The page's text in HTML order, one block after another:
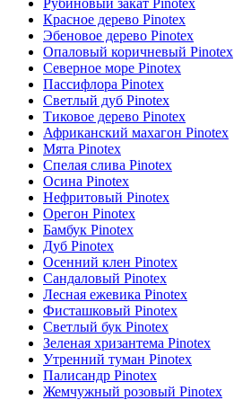
Красное дерево Pinotex
Эбеновое дерево Pinotex
Опаловый коричневый Pinotex
Северное море Pinotex
Пассифлора Pinotex
Светлый дуб Pinotex
Тиковое дерево Pinotex
Африканский махагон Pinotex
Мята Pinotex
Спелая слива Pinotex
Осина Pinotex
Нефритовый Pinotex
Орегон Pinotex
Бамбук Pinotex
Дуб Pinotex
Осенний клен Pinotex
Сандаловый Pinotex
Лесная ежевика Pinotex
Фисташковый Pinotex
Светлый бук Pinotex
Зеленая хризантема Pinotex
Утренний туман Pinotex
Палисандр Pinotex
Жемчужный розовый Pinotex